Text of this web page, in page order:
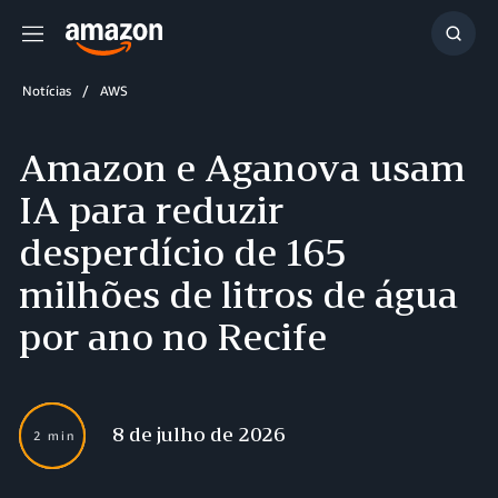
Menu
Notícias AWS
Amazon e Aganova usam
IA para reduzir
desperdício de 165
milhões de litros de água
por ano no Recife
2 min 8 de julho de 2026